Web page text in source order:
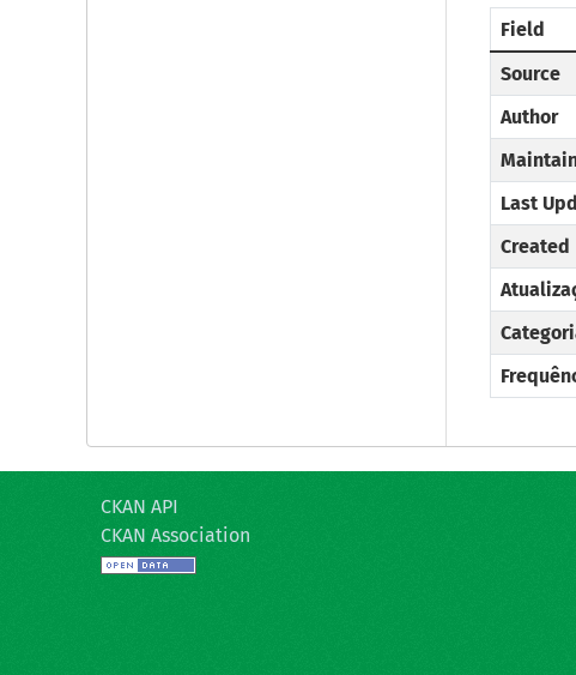
Field
Source
Author
Last
Created
CKAN API
CKAN Association